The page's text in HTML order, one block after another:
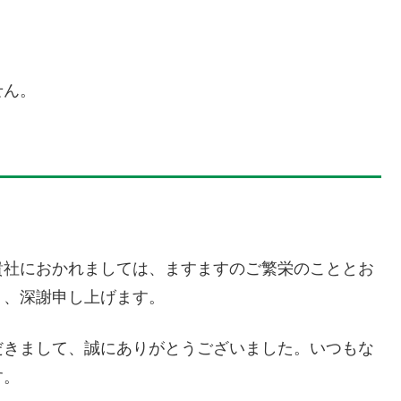
。
におかれましては、ますますのご繁栄のこととお
深謝申し上げます。
まして、誠にありがとうございました。いつもな